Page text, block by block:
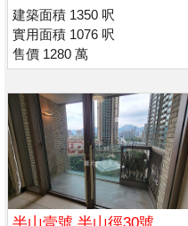
喇沙 / 瑪利諾)
建築面積 1350 呎
實用面積 1076 呎
售價 1280 萬